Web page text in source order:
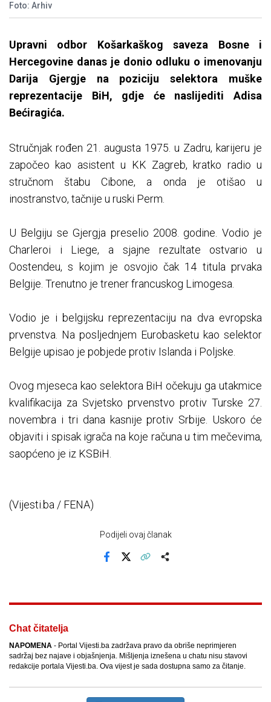
Foto: Arhiv
Upravni odbor Košarkaškog saveza Bosne i
Hercegovine danas je donio odluku o imenovanju
Darija Gjergje na poziciju selektora muške
reprezentacije BiH, gdje će naslijediti Adisa
Bećiragića.
Stručnjak rođen 21. augusta 1975. u Zadru, karijeru je
započeo kao asistent u KK Zagreb, kratko radio u
stručnom štabu Cibone, a onda je otišao u
inostranstvo, tačnije u ruski Perm.
U Belgiju se Gjergja preselio 2008. godine. Vodio je
Charleroi i Liege, a sjajne rezultate ostvario u
Oostendeu, s kojim je osvojio čak 14 titula prvaka
Belgije. Trenutno je trener francuskog Limogesa.
Vodio je i belgijsku reprezentaciju na dva evropska
prvenstva. Na posljednjem Eurobasketu kao selektor
Belgije upisao je pobjede protiv Islanda i Poljske.
Ovog mjeseca kao selektora BiH očekuju ga utakmice
kvalifikacija za Svjetsko prvenstvo protiv Turske 27.
novembra i tri dana kasnije protiv Srbije. Uskoro će
objaviti i spisak igrača na koje računa u tim mečevima,
saopćeno je iz KSBiH.
(Vijesti.ba / FENA)
Podijeli ovaj članak
Chat čitatelja
NAPOMENA - Portal Vijesti.ba zadržava pravo da obriše neprimjeren
sadržaj bez najave i objašnjenja. Mišljenja iznešena u chatu nisu stavovi
redakcije portala Vijesti.ba. Ova vijest je sada dostupna samo za čitanje.